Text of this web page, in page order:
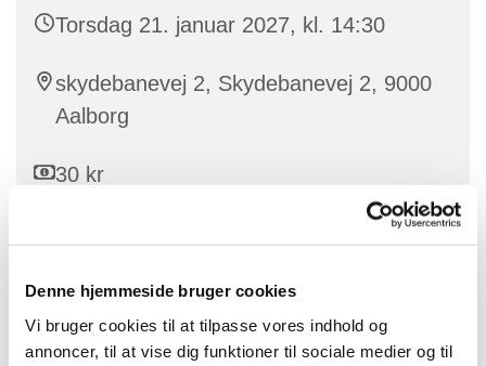
Denne hjemmeside bruger cookies
Vi bruger cookies til at tilpasse vores indhold og
annoncer, til at vise dig funktioner til sociale medier og til
Torsdag 21. januar 2027, kl. 14:30
skydebanevej 2, Skydebanevej 2, 9000
Aalborg
30 kr
Kom og nyd din eftermiddagskaffe i kirken. Ved
Torsdagskaffen byder vi på boller og kage samt et
indslag f.eks.: fællessang, historielæsning eller andet.